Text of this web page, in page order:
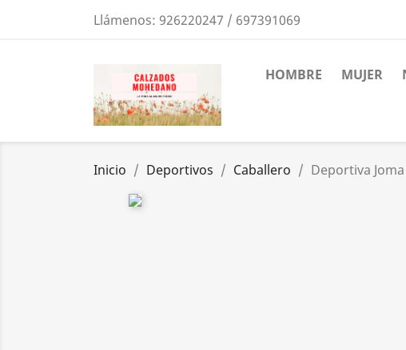
Llámenos: 926220247 / 697391069
HOMBRE MUJER
Inicio Deportivos Caballero Deportiva